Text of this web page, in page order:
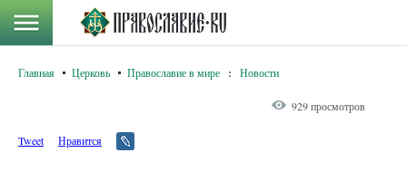
Главная Церковь Православие в мире : Новости
929 просмотров
Tweet Нравится